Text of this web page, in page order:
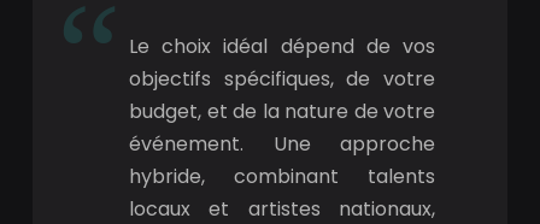
Le choix idéal dépend de vos
objectifs spécifiques, de votre
budget, et de la nature de votre
événement. Une approche
hybride, combinant talents
locaux et artistes nationaux,